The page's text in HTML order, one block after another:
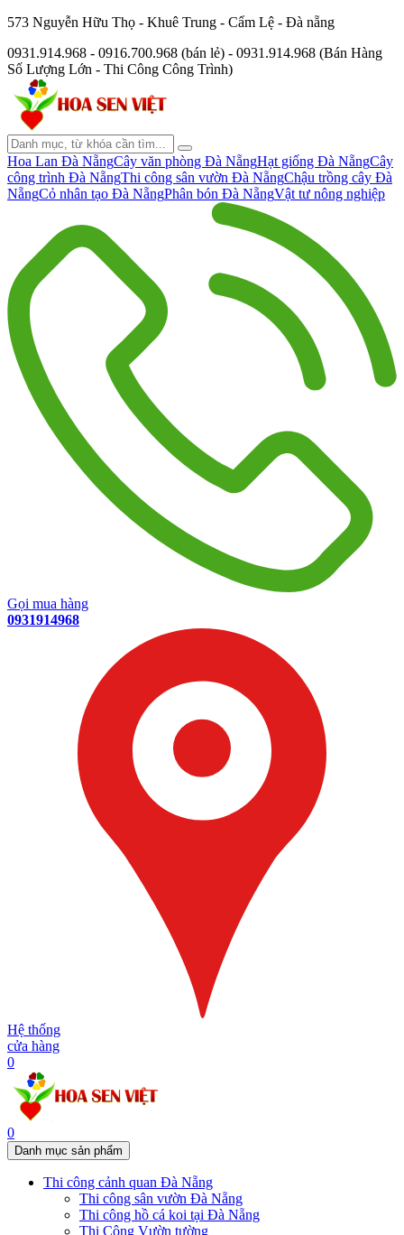
573 Nguyễn Hữu Thọ - Khuê Trung - Cẩm Lệ - Đà nẵng
0931.914.968 - 0916.700.968 (bán lẻ) - 0931.914.968 (Bán Hàng
Số Lượng Lớn - Thi Công Công Trình)
Hoa Lan Đà NẵngCây văn phòng Đà NẵngHạt giống Đà NẵngCây
công trình Đà NẵngThi công sân vườn Đà NẵngChậu trồng cây Đà
NẵngCỏ nhân tạo Đà NẵngPhân bón Đà NẵngVật tư nông nghiệp
Gọi mua hàng
0931914968
Hệ thống
cửa hàng
0
0
Danh mục sản phẩm
Thi công cảnh quan Đà Nẵng
Thi công sân vườn Đà Nẵng
Thi công hồ cá koi tại Đà Nẵng
Thi Công Vườn tường